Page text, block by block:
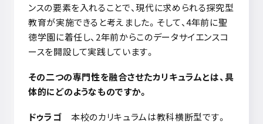
ンスの要素を入れることで、現代に求められる探究型
教育が実施できると考えました。そして、4年前に聖
徳学園に着任し、 2年前からこのデータサイエンスコ
ースを開設して実践しています。
――その二つの専門性を融合させたカリキュラムとは、具
体的にどのようなものですか。
ドゥラゴ 本校のカリキュラムは教科横断型です。